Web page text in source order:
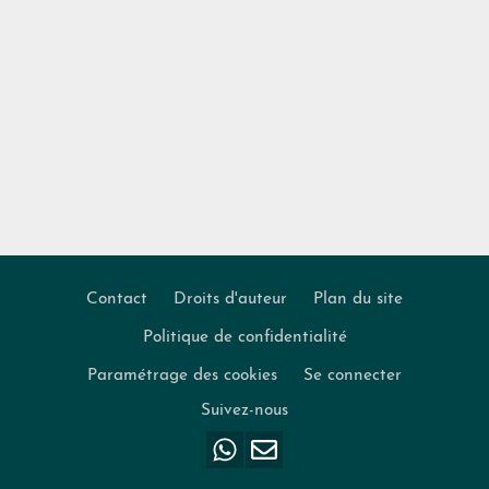
Contact Droits d'auteur Plan du site
Politique de confidentialité
Paramétrage des cookies
Se connecter
Suivez-nous